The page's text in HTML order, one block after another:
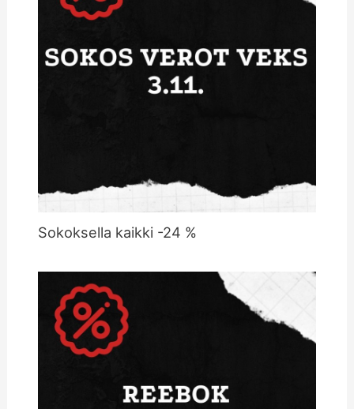
Sokoksella kaikki -24 %